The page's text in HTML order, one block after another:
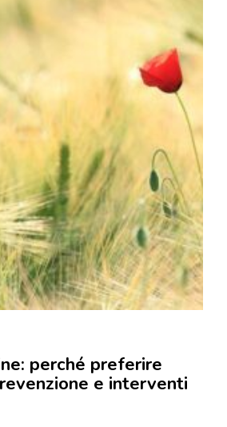
perché preferire
e interventi